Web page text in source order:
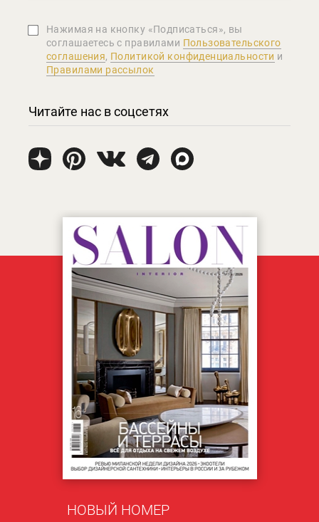
Нажимая на кнопку «Подписаться», вы
соглашаетеcь с правилами Пользовательского
соглашения, Политикой конфиденциальности и
Правилами рассылок
Читайте нас в соцсетях
НОВЫЙ НОМЕР